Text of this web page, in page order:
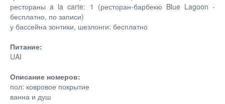
рестораны a la carte: 1 (ресторан-барбекю Blue Lagoon -
бесплатно, по записи)
у бассейна зонтики, шезлонги: бесплатно
Питание:
UAI
Описание номеров:
пол: ковровое покрытие
ванна и душ